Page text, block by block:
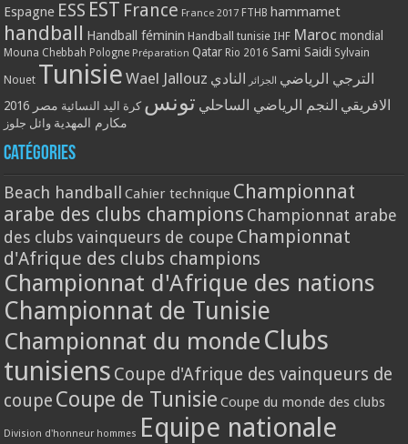
Espagne ESS EST France France 2017 FTHB hammamet
handball Handball féminin Handball tunisie IHF Maroc mondial
Mouna Chebbah Pologne Préparation Qatar Rio 2016 Sami Saidi Sylvain
Nouet Tunisie Wael Jallouz الترجي الرياضي الجزائر النادي
الافريقي النجم الرياضي الساحلي تونس كرة اليد النسائية مصر 2016
مكارم المهدية وائل جلوز
Catégories
Beach handball Cahier technique Championnat
arabe des clubs champions Championnat arabe
des clubs vainqueurs de coupe Championnat
d'Afrique des clubs champions
Championnat d'Afrique des nations
Championnat de Tunisie
Championnat du monde Clubs
tunisiens Coupe d'Afrique des vainqueurs de
coupe Coupe de Tunisie Coupe du monde des clubs
Division d'honneur hommes Equipe nationale